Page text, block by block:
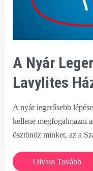
A Nyár
Lavylites
A nyár legerősebb
kellene megfogalmazni
ösztönöz minket, az a
A
Olvass Tovább